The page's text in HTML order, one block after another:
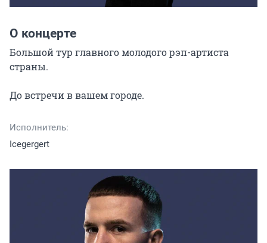
О концерте
Большой тур главного молодого рэп-артиста
страны.
До встречи в вашем городе.
Исполнитель:
Icegergert